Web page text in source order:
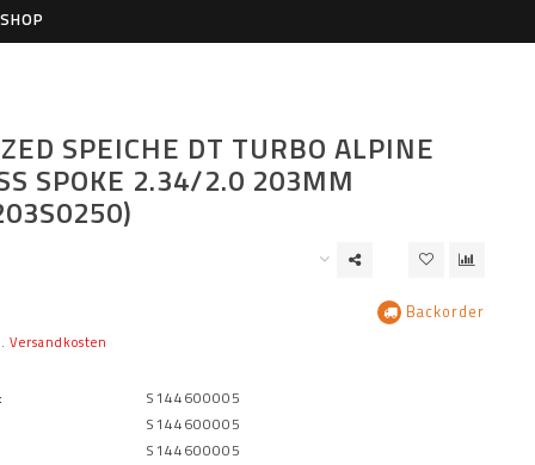
SPEICHE DT TURBO ALPINE
SPOKE 2.34/2.0 203MM
Versandkosten
Backorder
S144600005
S144600005
S144600005